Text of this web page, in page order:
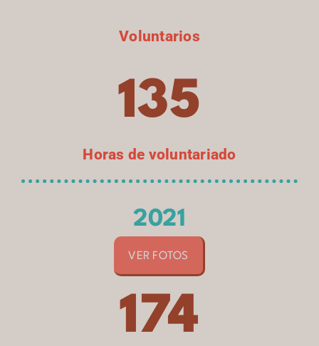
Voluntarios
135
Horas de voluntariado
2021
VER FOTOS
174